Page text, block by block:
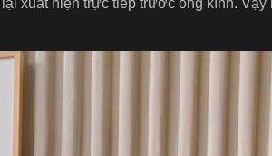
xuất hiện trực tiếp trước ống kính.